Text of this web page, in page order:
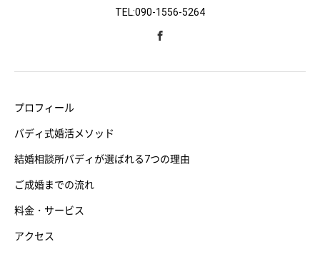
TEL:090-1556-5264
プロフィール
バディ式婚活メソッド
結婚相談所バディが選ばれる7つの理由
ご成婚までの流れ
料金・サービス
アクセス